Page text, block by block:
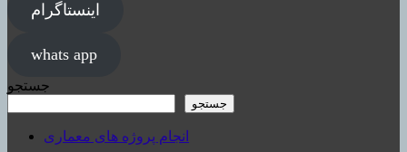
اینستاگرام
whats app
جستجو
جستجو
انجام پروژه های معماری